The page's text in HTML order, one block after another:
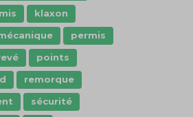
klaxon
permis
points
remorque
sécurité